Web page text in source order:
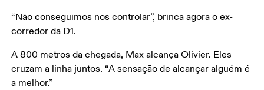
“Não conseguimos nos controlar”, brinca agora o ex-
corredor da D1.
A 800 metros da chegada, Max alcança Olivier. Eles
cruzam a linha juntos. “A sensação de alcançar alguém é
a melhor.”